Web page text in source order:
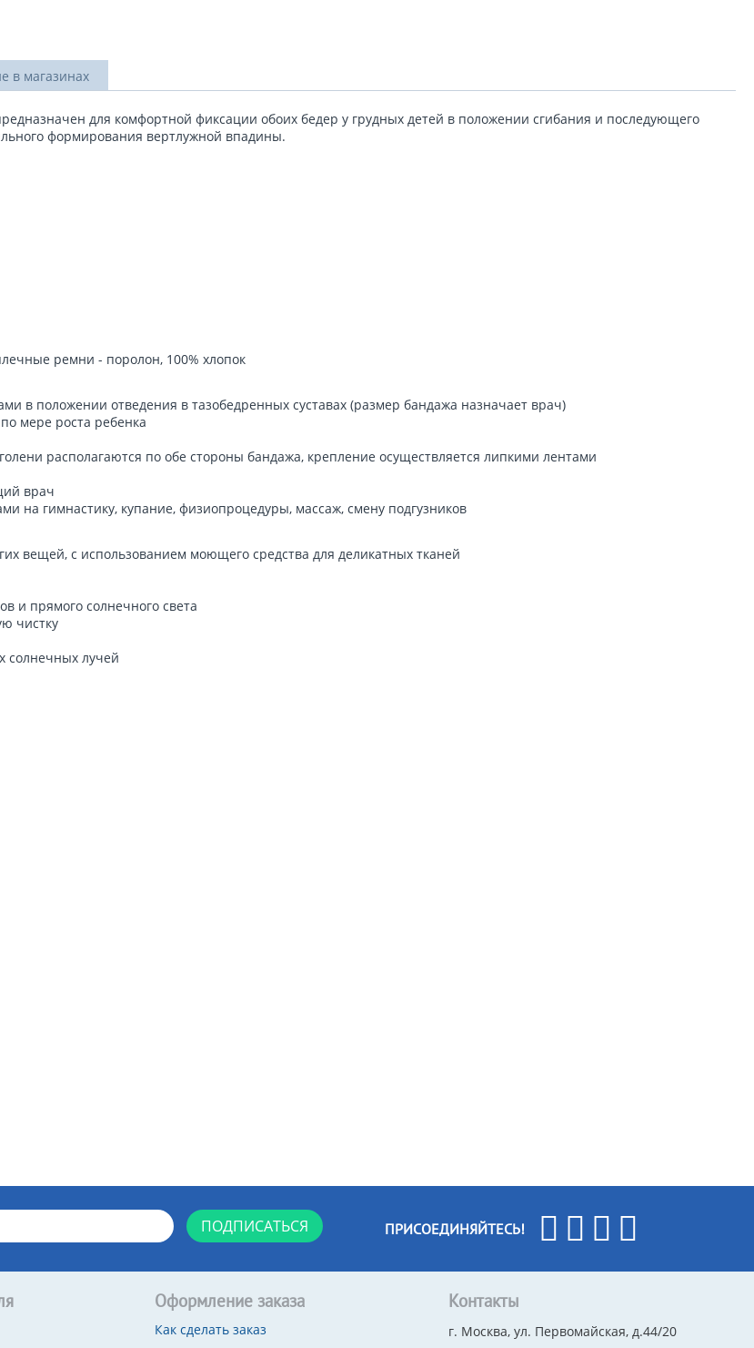
в магазинах
для комфортной фиксации обоих бедер у грудных детей в положении сгибания и последующего
формирования вертлужной впадины.
ремни - поролон, 100% хлопок
в положении отведения в тазобедренных суставах (размер бандажа назначает врач)
мере роста ребенка
располагаются по обе стороны бандажа, крепление осуществляется липкими лентами
врач
гимнастику, купание, физиопроцедуры, массаж, смену подгузников
вещей, с использованием моющего средства для деликатных тканей
и прямого солнечного света
чистку
солнечных лучей
ПОДПИСАТЬСЯ ПРИСОЕДИНЯЙТЕСЬ!
Оформление заказа
Как сделать заказ
Контакты
г. Москва, ул. Первомайская, д.44/20